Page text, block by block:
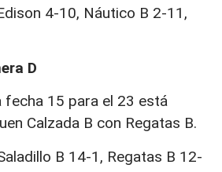
4-10, Náutico B 2-11,
D
fecha 15 para el 23 está
Calzada B con Regatas B.
B 14-1, Regatas B 12-